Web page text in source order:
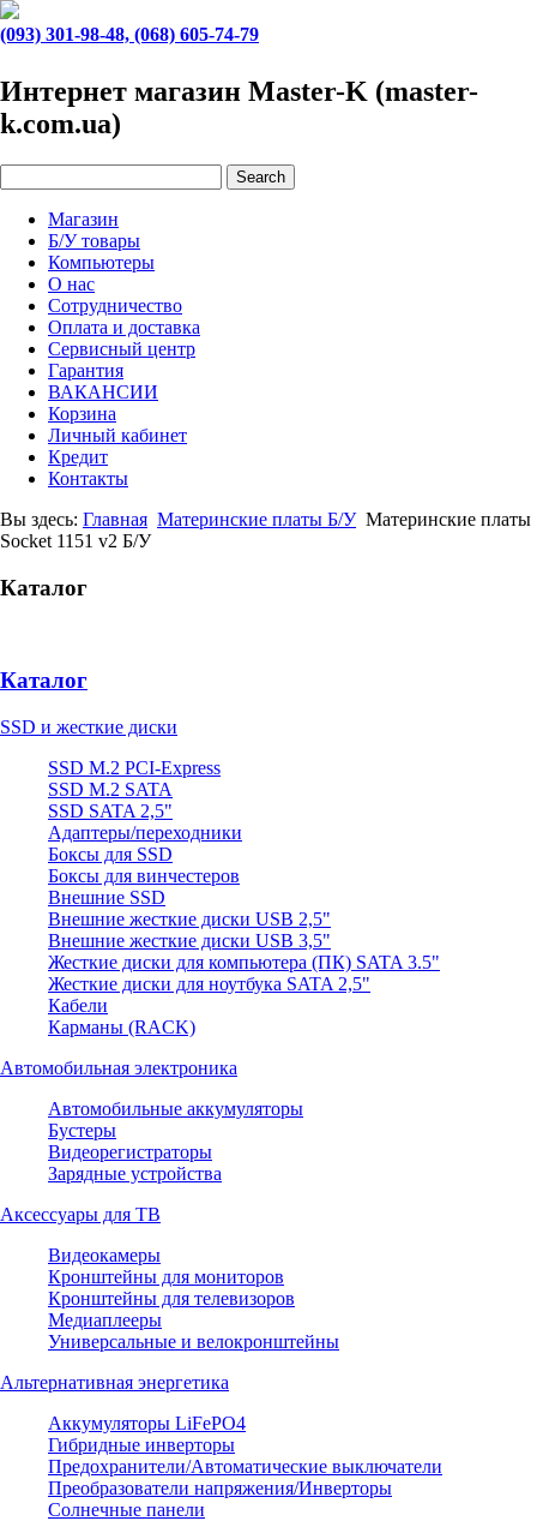
(093) 301-98-48, (068) 605-74-79
Интернет магазин Master-K (master-
k.com.ua)
Магазин
Б/У товары
Компьютеры
О нас
Сотрудничество
Оплата и доставка
Сервисный центр
Гарантия
ВАКАНСИИ
Корзина
Личный кабинет
Кредит
Контакты
Вы здесь: Главная Материнские платы Б/У Материнские платы
Socket 1151 v2 Б/У
Каталог
Каталог
SSD и жесткие диски
SSD M.2 PCI-Express
SSD M.2 SATA
SSD SATA 2,5"
Адаптеры/переходники
Боксы для SSD
Боксы для винчестеров
Внешние SSD
Внешние жесткие диски USB 2,5"
Внешние жесткие диски USB 3,5"
Жесткие диски для компьютера (ПК) SATA 3.5"
Жесткие диски для ноутбука SATA 2,5"
Кабели
Карманы (RACK)
Автомобильная электроника
Автомобильные аккумуляторы
Бустеры
Видеорегистраторы
Зарядные устройства
Аксессуары для ТВ
Видеокамеры
Кронштейны для мониторов
Кронштейны для телевизоров
Медиаплееры
Универсальные и велокронштейны
Альтернативная энергетика
Аккумуляторы LiFePO4
Гибридные инверторы
Предохранители/Автоматические выключатели
Преобразователи напряжения/Инверторы
Солнечные панели